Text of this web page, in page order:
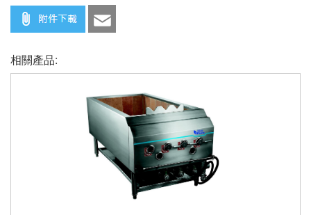
相關產品: